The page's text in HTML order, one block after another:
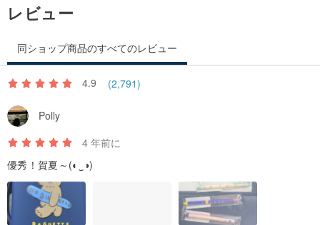
レビュー
同ショップ商品のすべてのレビュー
4.9 (2,791)
Polly
4 年前に
優秀！賀夏～(◐‿◑)